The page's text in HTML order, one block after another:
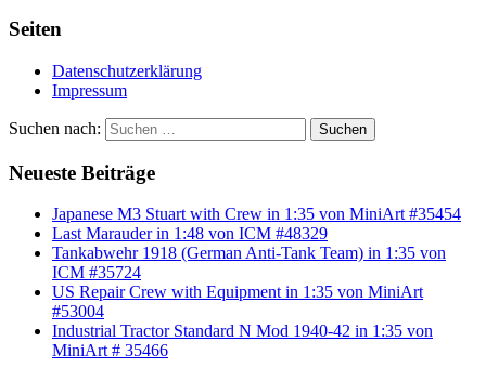
Seiten
Datenschutzerklärung
Impressum
Suchen nach: Suchen
Neueste Beiträge
Japanese M3 Stuart with Crew in 1:35 von MiniArt #35454
Last Marauder in 1:48 von ICM #48329
Tankabwehr 1918 (German Anti-Tank Team) in 1:35 von
ICM #35724
US Repair Crew with Equipment in 1:35 von MiniArt
#53004
Industrial Tractor Standard N Mod 1940-42 in 1:35 von
MiniArt # 35466